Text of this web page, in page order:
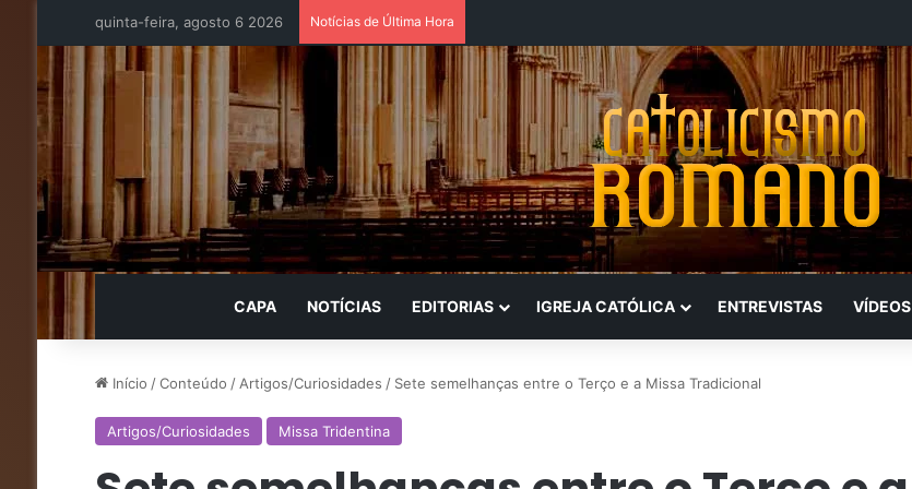
quinta-feira, agosto 6 2026 Notícias de Última Hora
CAPA NOTÍCIAS EDITORIAS IGREJA CATÓLICA ENTREVISTAS VÍDEOS
Início /Conteúdo / Artigos/Curiosidades / Sete semelhanças entre o Terço e a Missa Tradicional
Artigos/Curiosidades Missa Tridentina